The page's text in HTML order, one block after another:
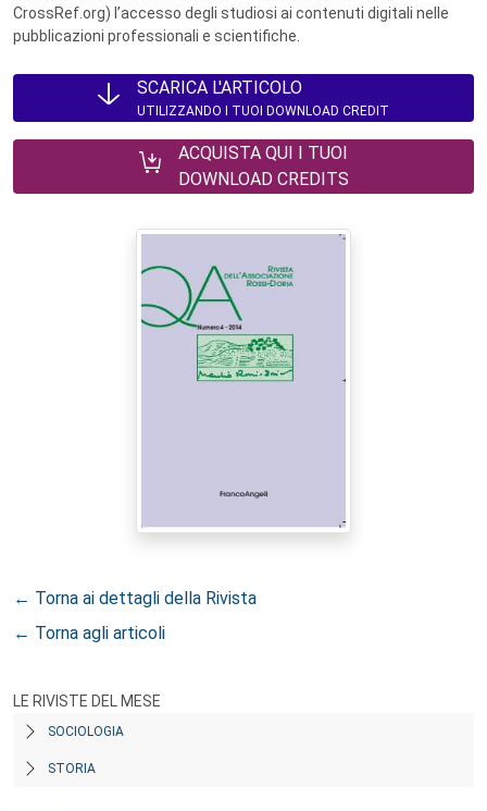
CrossRef.org) l’accesso degli studiosi ai contenuti digitali nelle
pubblicazioni professionali e scientifiche.
SCARICA L'ARTICOLO
UTILIZZANDO I TUOI DOWNLOAD CREDIT
ACQUISTA QUI I TUOI
DOWNLOAD CREDITS
← Torna ai dettagli della Rivista
← Torna agli articoli
LE RIVISTE DEL MESE
SOCIOLOGIA
STORIA